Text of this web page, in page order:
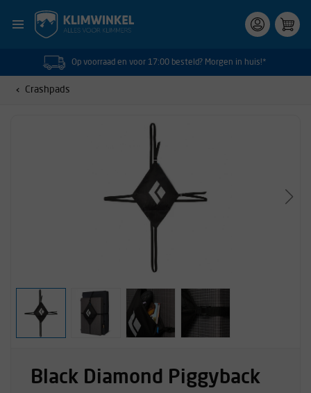
Op voorraad en voor 17:00 besteld? Morgen in huis!*
Crashpads
Black Diamond Piggyback